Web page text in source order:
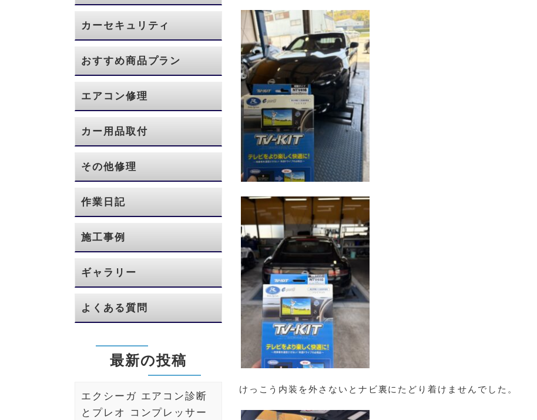
けっこう内装を外さないとナビ裏にたどり着けませんでした。
カーセキュリティ
おすすめ商品プラン
エアコン修理
カー用品取付
その他修理
作業日記
施工事例
ギャラリー
よくある質問
最新の投稿
エクシーガ エアコン診断
とプレオ コンプレッサー